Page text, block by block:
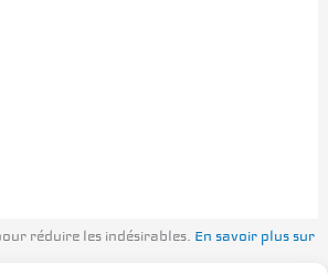
réduire les indésirables. En savoir plus sur